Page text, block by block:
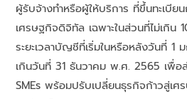
ผู้รับจ้างทำหรือผู้ให้บริการ ที่ขึ้นทะเบีย
เศรษฐกิจดิจิทัล เฉพาะในส่วนที่ไม่เกิ
ระยะเวลาบัญชีที่เริ่มในหรือหลังวันที่
เกินวันที่ 31 ธันวาคม พ.ศ. 2565 เพื่อ
SMEs พร้อมปรับเปลี่ยนธุรกิจก้าวสู่เ